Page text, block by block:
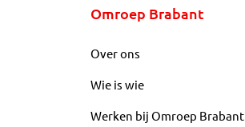
Omroep Brabant
Over ons
Wie is wie
Werken bij Omroep Brabant